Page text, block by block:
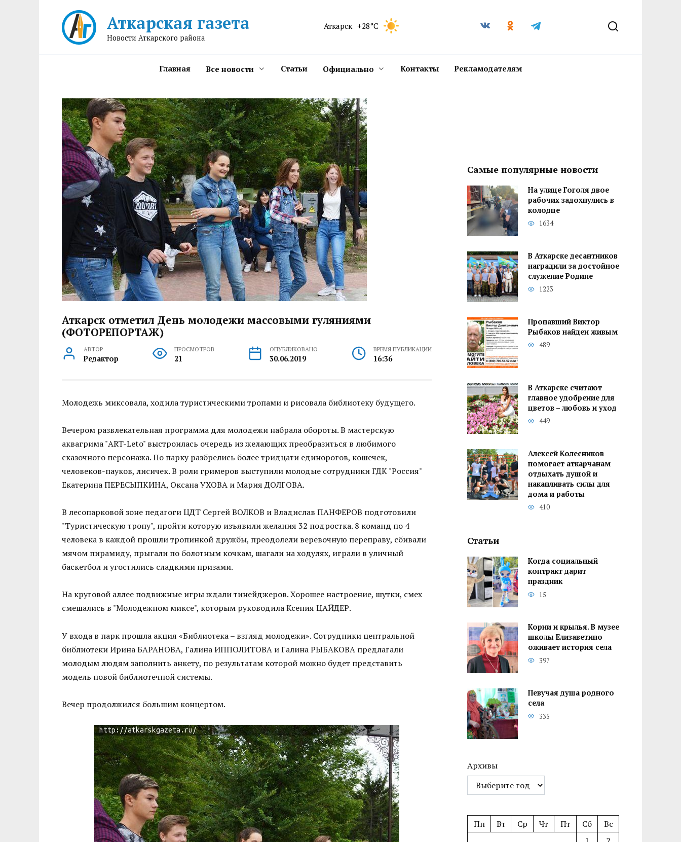
Аткарская газета
Новости Аткарского района
Аткарск +28°C
Главная Все новости Статьи Официально Контакты Рекламодателям
Аткарск отметил День молодежи массовыми гуляниями
(ФОТОРЕПОРТАЖ)
АВТОР
Редактор
ПРОСМОТРОВ
21
ОПУБЛИКОВАНО
30.06.2019
ВРЕМЯ ПУБЛИКАЦИИ
16:36
Молодежь миксовала, ходила туристическими тропами и рисовала библиотеку будущего.
Вечером развлекательная программа для молодежи набрала обороты. В мастерскую
аквагрима "ART-Leto" выстроилась очередь из желающих преобразиться в любимого
сказочного персонажа. По парку разбрелись более тридцати единорогов, кошечек,
человеков-пауков, лисичек. В роли гримеров выступили молодые сотрудники ГДК "Россия"
Екатерина ПЕРЕСЫПКИНА, Оксана УХОВА и Мария ДОЛГОВА.
В лесопарковой зоне педагоги ЦДТ Сергей ВОЛКОВ и Владислав ПАНФЕРОВ подготовили
"Туристическую тропу", пройти которую изъявили желания 32 подростка. 8 команд по 4
человека в каждой прошли тропинкой дружбы, преодолели веревочную переправу, сбивали
мячом пирамиду, прыгали по болотным кочкам, шагали на ходулях, играли в уличный
баскетбол и угостились сладкими призами.
На круговой аллее подвижные игры ждали тинейджеров. Хорошее настроение, шутки, смех
смешались в "Молодежном миксе", которым руководила Ксения ЦАЙДЕР.
У входа в парк прошла акция «Библиотека – взгляд молодежи». Сотрудники центральной
библиотеки Ирина БАРАНОВА, Галина ИППОЛИТОВА и Галина РЫБАКОВА предлагали
молодым людям заполнить анкету, по результатам которой можно будет представить
модель новой библиотечной системы.
Вечер продолжился большим концертом.
Самые популярные новости
На улице Гоголя двое
рабочих задохнулись в
колодце
1634
В Аткарске десантников
наградили за достойное
служение Родине
1223
Пропавший Виктор
Рыбаков найден живым
489
В Аткарске считают
главное удобрение для
цветов – любовь и уход
449
Алексей Колесников
помогает аткарчанам
отдыхать душой и
накапливать силы для
дома и работы
410
Статьи
Когда социальный
контракт дарит
праздник
15
Корни и крылья. В музее
школы Елизаветино
оживает история села
397
Певучая душа родного
села
335
Архивы
Пн Вт Ср Чт Пт Сб
Вс